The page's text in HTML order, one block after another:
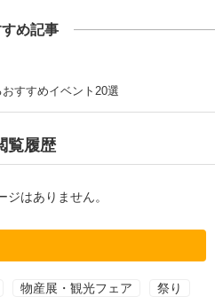
め記事
すすめイベント20選
覧履歴
はありません。
物産展・観光フェア 祭り